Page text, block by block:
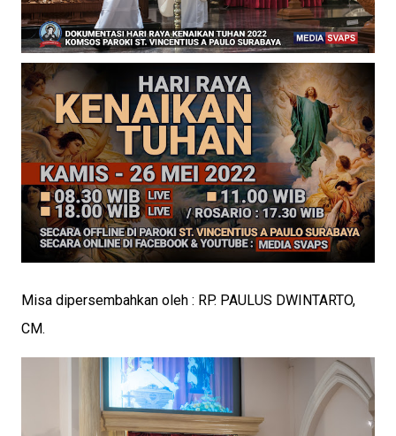
Misa dipersembahkan oleh : RP. PAULUS DWINTARTO,
CM.